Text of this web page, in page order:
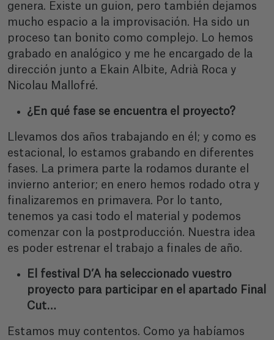
genera. Existe un guion, pero también dejamos
mucho espacio a la improvisación. Ha sido un
proceso tan bonito como complejo. Lo hemos
grabado en analógico y me he encargado de la
dirección junto a Ekain Albite, Adrià Roca y
Nicolau Mallofré.
¿En qué fase se encuentra el proyecto?
Llevamos dos años trabajando en él; y como es
estacional, lo estamos grabando en diferentes
fases. La primera parte la rodamos durante el
invierno anterior; en enero hemos rodado otra y
finalizaremos en primavera. Por lo tanto,
tenemos ya casi todo el material y podemos
comenzar con la postproducción. Nuestra idea
es poder estrenar el trabajo a finales de año.
El festival D’A ha seleccionado vuestro
proyecto para participar en el apartado Final
Cut…
Estamos muy contentos. Como ya habíamos